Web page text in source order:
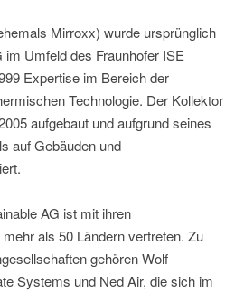
Mirroxx) wurde ursprünglich
Umfeld des Fraunhofer ISE
Expertise im Bereich der
Technologie. Der Kollektor
aufgebaut und aufgrund seines
auf Gebäuden und
AG ist mit ihren
als 50 Ländern vertreten. Zu
gehören Wolf
Systems und Ned Air, die sich im